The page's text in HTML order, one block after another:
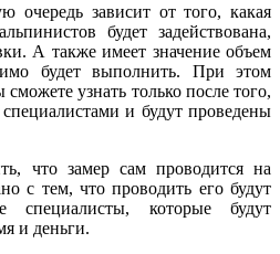
очередь зависит от того, какая
будет задействована,
А также имеет значение объем
будет выполнить. При этом
узнать только после того,
и будут проведены
что замер сам проводится на
с тем, что проводить его будут
специалисты, которые будут
и деньги.